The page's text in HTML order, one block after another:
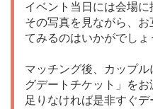
イベント当日には会場
その写真を見ながら、
てみるのはいかがでし
マッチング後、カップ
グデートチケット」を
足りなければ是非すぐ